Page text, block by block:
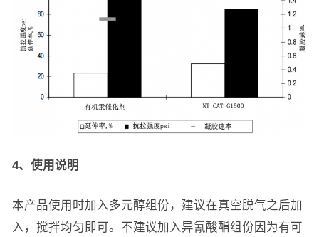
4、使用说明
本产品使用时加入多元醇组份，建议在真空脱气之后加
入，搅拌均匀即可。不建议加入异氰酸酯组份因为有可